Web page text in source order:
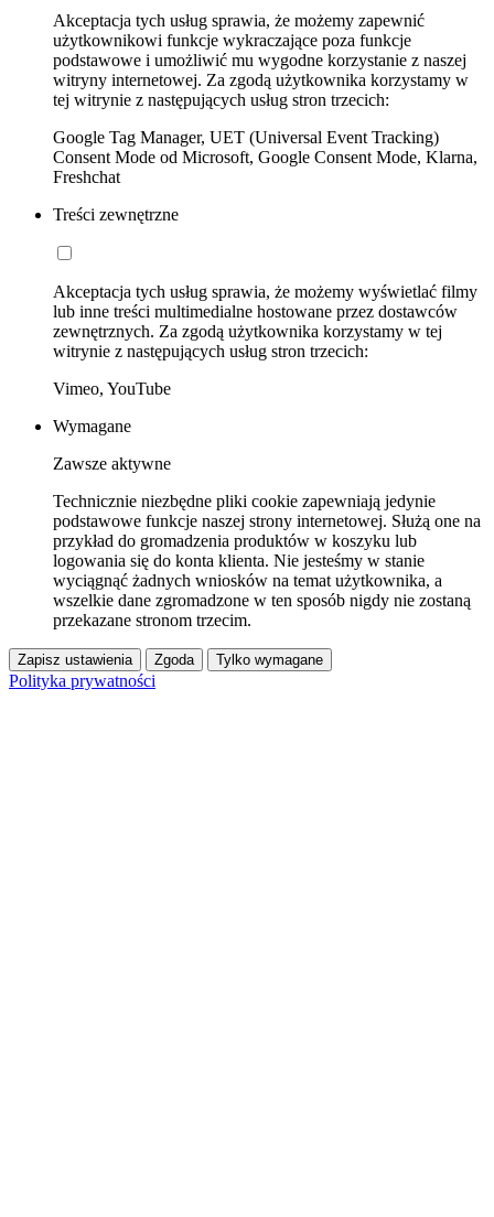
Akceptacja tych usług sprawia, że możemy zapewnić
użytkownikowi funkcje wykraczające poza funkcje
podstawowe i umożliwić mu wygodne korzystanie z naszej
witryny internetowej. Za zgodą użytkownika korzystamy w
tej witrynie z następujących usług stron trzecich:
Google Tag Manager, UET (Universal Event Tracking)
Consent Mode od Microsoft, Google Consent Mode, Klarna,
Freshchat
Treści zewnętrzne
Akceptacja tych usług sprawia, że możemy wyświetlać filmy
lub inne treści multimedialne hostowane przez dostawców
zewnętrznych. Za zgodą użytkownika korzystamy w tej
witrynie z następujących usług stron trzecich:
Vimeo, YouTube
Wymagane
Zawsze aktywne
Technicznie niezbędne pliki cookie zapewniają jedynie
podstawowe funkcje naszej strony internetowej. Służą one na
przykład do gromadzenia produktów w koszyku lub
logowania się do konta klienta. Nie jesteśmy w stanie
wyciągnąć żadnych wniosków na temat użytkownika, a
wszelkie dane zgromadzone w ten sposób nigdy nie zostaną
przekazane stronom trzecim.
Zapisz ustawienia Zgoda Tylko wymagane
Polityka prywatności